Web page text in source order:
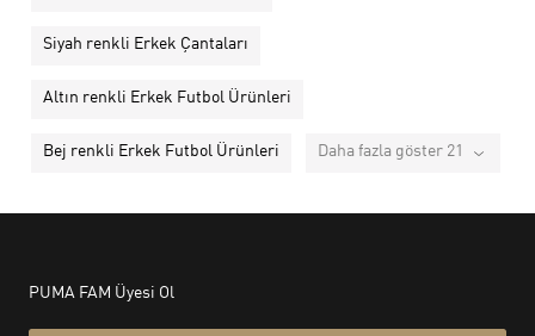
Siyah renkli Erkek Çantaları
Altın renkli Erkek Futbol Ürünleri
Bej renkli Erkek Futbol Ürünleri Daha fazla göster 21